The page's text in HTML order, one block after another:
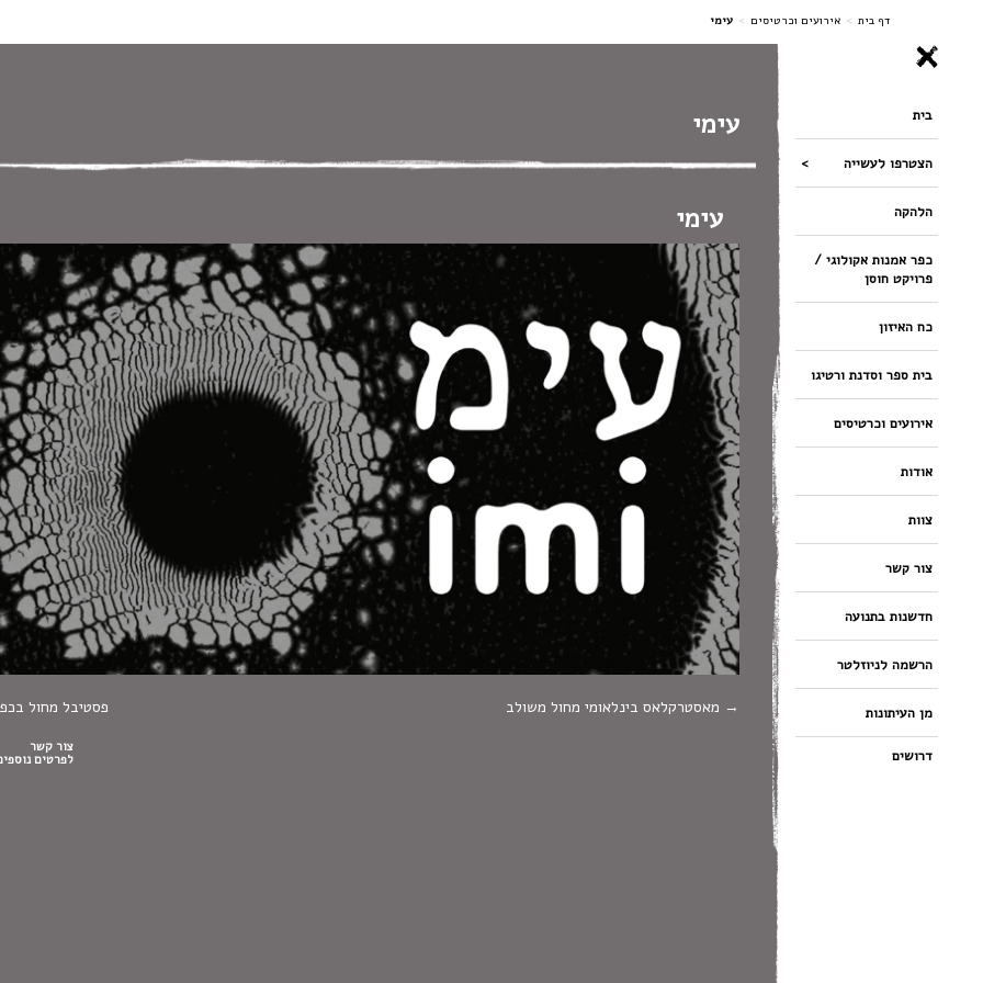
דף בית > אירועים וכרטיסים > עימי
בית
הצטרפו לעשייה
הלהקה
כפר אמנות אקולוגי /
פרויקט חוסן
כח האיזון
בית ספר וסדנת ורטיגו
אירועים וכרטיסים
אודות
צוות
צור קשר
חדשנות בתנועה
הרשמה לניוזלטר
מן העיתונות
דרושים
עימי
עימי
מאסטרקלאס בינלאומי מחול משולב פסטיבל מחול בכפר
צור קשר
לפרטים